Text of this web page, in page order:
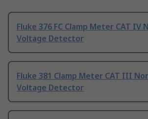
Fluke 376 FC Clamp Meter CAT IV
Voltage Detector
Fluke 381 Clamp Meter CAT III
Voltage Detector